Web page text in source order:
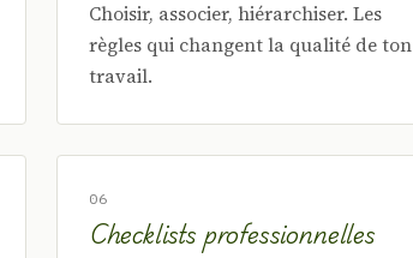
Choisir, associer, hiérarchiser. Les
règles qui changent la qualité de ton
travail.
06
Checklists professionnelles